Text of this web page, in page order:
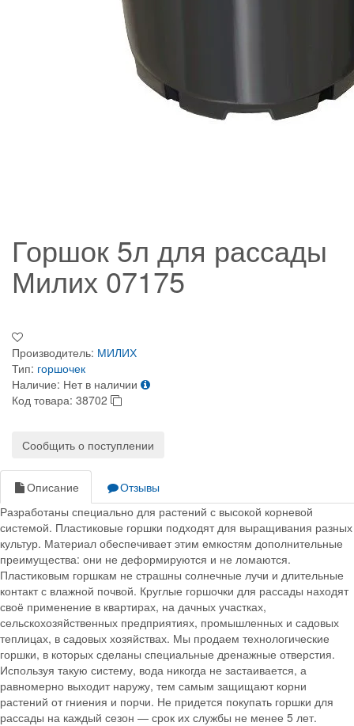
Горшок 5л для рассады
Милих 07175
Производитель: МИЛИХ
Тип: горшочек
Наличие: Нет в наличии
Код товара: 38702
Сообщить о поступлении
Описание
Отзывы
Разработаны специально для растений с высокой корневой
системой. Пластиковые горшки подходят для выращивания разных
культур. Материал обеспечивает этим емкостям дополнительные
преимущества: они не деформируются и не ломаются.
Пластиковым горшкам не страшны солнечные лучи и длительные
контакт с влажной почвой. Круглые горшочки для рассады находят
своё применение в квартирах, на дачных участках,
сельскохозяйственных предприятиях, промышленных и садовых
теплицах, в садовых хозяйствах. Мы продаем технологические
горшки, в которых сделаны специальные дренажные отверстия.
Используя такую систему, вода никогда не застаивается, а
равномерно выходит наружу, тем самым защищают корни
растений от гниения и порчи. Не придется покупать горшки для
рассады на каждый сезон — срок их службы не менее 5 лет.